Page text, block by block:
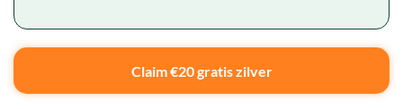
Claim €20 gratis zilver